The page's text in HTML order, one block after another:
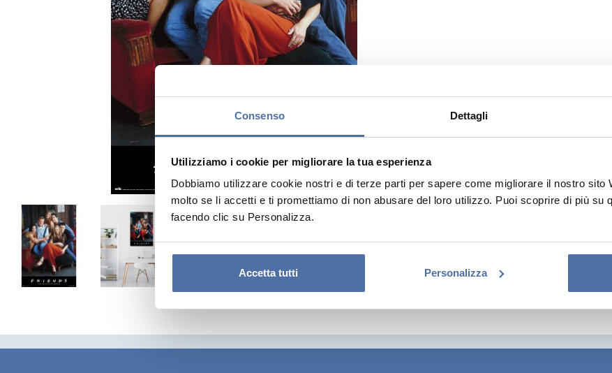
Consenso Dettagli
Utilizziamo i cookie per migliorare la tua esperienza
Dobbiamo utilizzare cookie nostri e di terze parti per sapere come migliorare il nostro sito
molto se li accetti e ti promettiamo di non abusare del loro utilizzo. Puoi scoprire di più su
facendo clic su Personalizza.
Personalizza
Accetta tutti